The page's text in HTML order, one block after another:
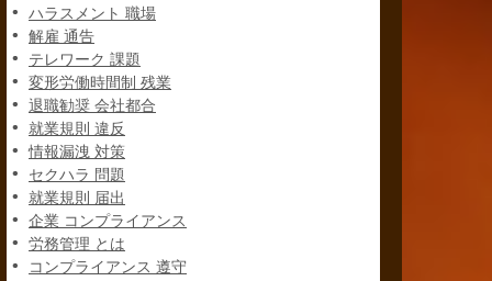
ハラスメント 職場
解雇 通告
テレワーク 課題
変形労働時間制 残業
退職勧奨 会社都合
就業規則 違反
情報漏洩 対策
セクハラ 問題
就業規則 届出
企業 コンプライアンス
労務管理 とは
コンプライアンス 遵守